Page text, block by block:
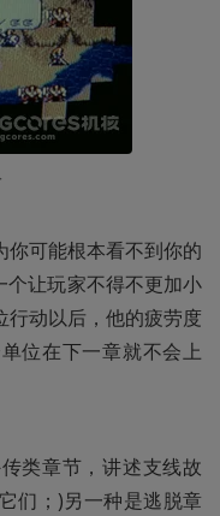
可能根本看不到你的
个让玩家不得不更加小
动以后，他的疲劳度
位在下一章就不会上
类章节，讲述支线故
们；)另一种是逃脱章